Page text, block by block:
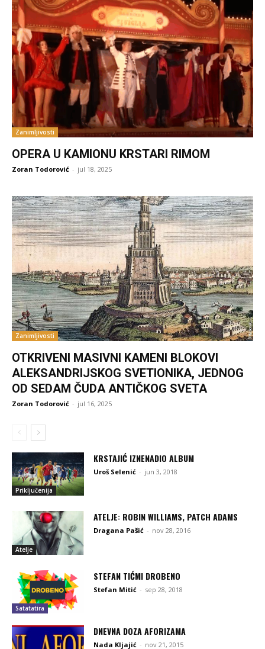
Zanimljivosti
OPERA U KAMIONU KRSTARI RIMOM
Zoran Todorović - jul 18, 2025
Zanimljivosti
OTKRIVENI MASIVNI KAMENI BLOKOVI
ALEKSANDRIJSKOG SVETIONIKA, JEDNOG
OD SEDAM ČUDA ANTIČKOG SVETA
Zoran Todorović - jul 16, 2025
Priključenija
KRSTAJIĆ IZNENADIO ALBUM
Uroš Selenić - jun 3, 2018
Atelje
ATELJE: ROBIN WILLIAMS, PATCH ADAMS
Dragana Pašić - nov 28, 2016
Satatatira
STEFAN TIĆMI DROBENO
Stefan Mitić - sep 28, 2018
DNEVNA DOZA AFORIZAMA
Nada Kljajić - nov 21, 2015